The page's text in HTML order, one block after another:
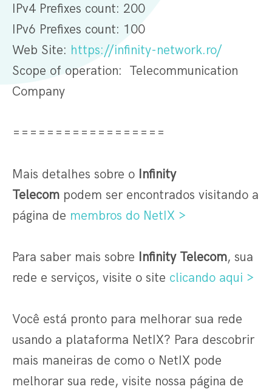
IPv4 Prefixes count: 200
IPv6 Prefixes count: 100
Web Site: https://infinity-network.ro/
Scope of operation: Telecommunication
Company
==================
Mais detalhes sobre o Infinity
Telecom podem ser encontrados visitando a
página de membros do NetIX >
Para saber mais sobre Infinity Telecom, sua
rede e serviços, visite o site clicando aqui >
Você está pronto para melhorar sua rede
usando a plataforma NetIX? Para descobrir
mais maneiras de como o NetIX pode
melhorar sua rede, visite nossa página de